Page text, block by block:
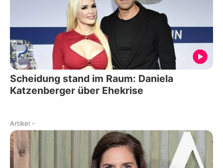
Scheidung stand im Raum: Daniela
Katzenberger über Ehekrise
Artikel -